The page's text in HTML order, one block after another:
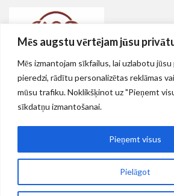
Mēs augstu vērtējam jūsu
Mēs izmantojam sīkfailus, lai uzlabotu jūsu
pieredzi, rādītu personalizētas reklāmas
mūsu trafiku. Noklikšķinot uz "Pieņemt
sīkdatņu izmantošanai.
Pielāgot
Pieņemt visus
Nekustamie īpašumi Rīgā, AS VEF teritorijā
Rīga, Brīvības gatve 214, LV-1039
martins@vef.apollo.lv